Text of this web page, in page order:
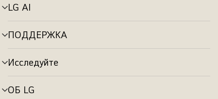
LG AI
Переключатель
меню
ПОДДЕРЖКА
Переключатель
меню
Исследуйте
Переключатель
меню
ОБ LG
Переключатель